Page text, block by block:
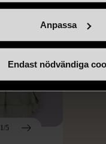
Anpassa
Endast nödvändiga
1/5